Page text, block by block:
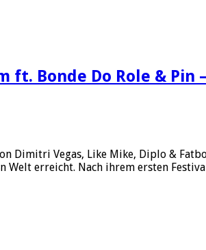
Bonde Do Role & Pin
Dimitri Vegas, Like Mike, Diplo &
erreicht. Nach ihrem ersten